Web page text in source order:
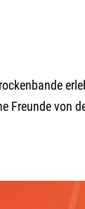
Freunde von